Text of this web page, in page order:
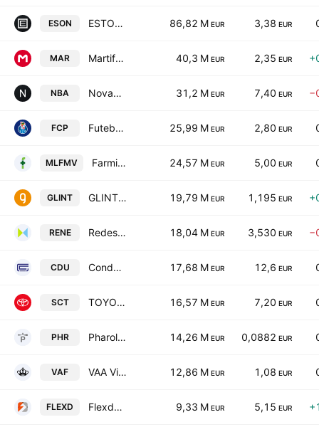
ESON ESTORIL-SOL, SGPS, S.A. 86,82 M EUR 3,38 EUR
MAR Martifer SGPS 40,3 M EUR 2,35 EUR
NBA Novabase SGPS SA 31,2 M EUR 7,40 EUR
FCP Futebol Clube do Porto SAD 25,99 M EUR 2,80 EUR
MLFMV Farminveste - SGPS SA Class B 24,57 M EUR 5,00 EUR
GLINT GLINTT GLOBAL, S.A. 19,79 M EUR 1,195 EUR
RENE Redes Energeticas Nacionais SA 18,04 M EUR 3,530 EUR
CDU Conduril - Engenharia, S.A. 17,68 M EUR 12,6 EUR
SCT TOYOTA CAETANO PORTUGAL 16,57 M EUR 7,20 EUR
PHR Pharol, SA 14,26 M EUR 0,0882 EUR
VAF VAA Vista Alegre Atlantis SGPS SA 12,86 M EUR 1,08 EUR
FLEXD Flexdeal - SIMFE SA 9,33 M EUR 5,15 EUR